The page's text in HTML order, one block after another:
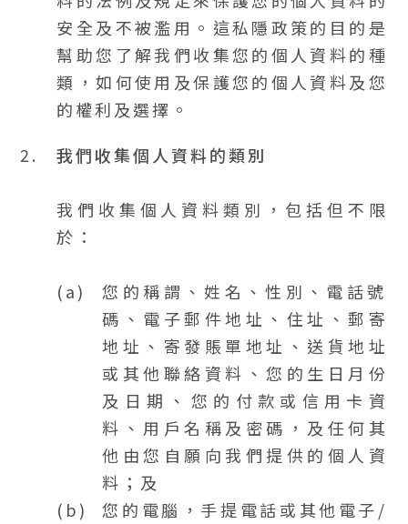
安全及不被濫用。這私隱政策的目的是
幫助您了解我們收集您的個人資料的種
類，如何使用及保護您的個人資料及您
的權利及選擇。
2.
我們收集個人資料的類別
我們收集個人資料類別，包括但不限
於：
您的稱謂、姓名、性別、電話號
碼、電子郵件地址、住址、郵寄
地址、寄發賬單地址、送貨地址
或其他聯絡資料、您的生日月份
及日期、您的付款或信用卡資
料、用戶名稱及密碼，及任何其
他由您自願向我們提供的個人資
料；及
您的電腦，手提電話或其他電子/